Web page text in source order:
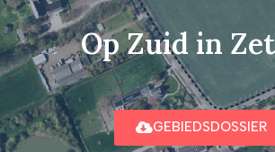
Op Zuid in
GEBIEDSDOSSIER